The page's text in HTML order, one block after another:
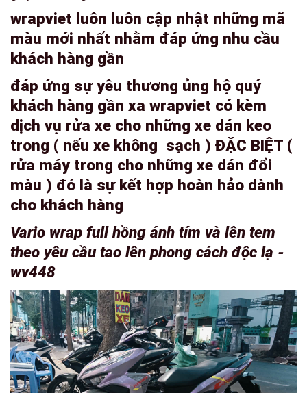
wrapviet luôn luôn cập nhật những mã
màu mới nhất nhằm đáp ứng nhu cầu
khách hàng gần
đáp ứng sự yêu thương ủng hộ quý
khách hàng gần xa wrapviet có kèm
dịch vụ rửa xe cho những xe dán keo
trong ( nếu xe không sạch ) ĐẶC BIỆT (
rửa máy trong cho những xe dán đổi
màu ) đó là sự kết hợp hoàn hảo dành
cho khách hàng
Vario wrap full hồng ánh tím và lên tem
theo yêu cầu tao lên phong cách độc lạ -
wv448